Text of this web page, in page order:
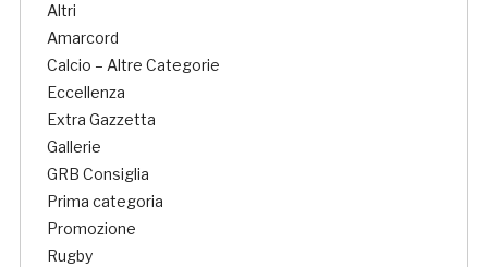
Altri
Amarcord
Calcio – Altre Categorie
Eccellenza
Extra Gazzetta
Gallerie
GRB Consiglia
Prima categoria
Promozione
Rugby